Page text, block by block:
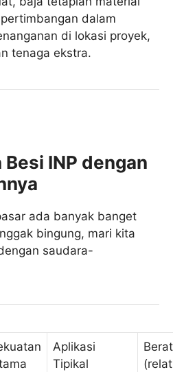
dalam
di lokasi proyek,
tenaga ekstra.
INP dengan
ada banyak banget
bingung, mari kita
saudara-
Aplikasi
Tipikal
Berat